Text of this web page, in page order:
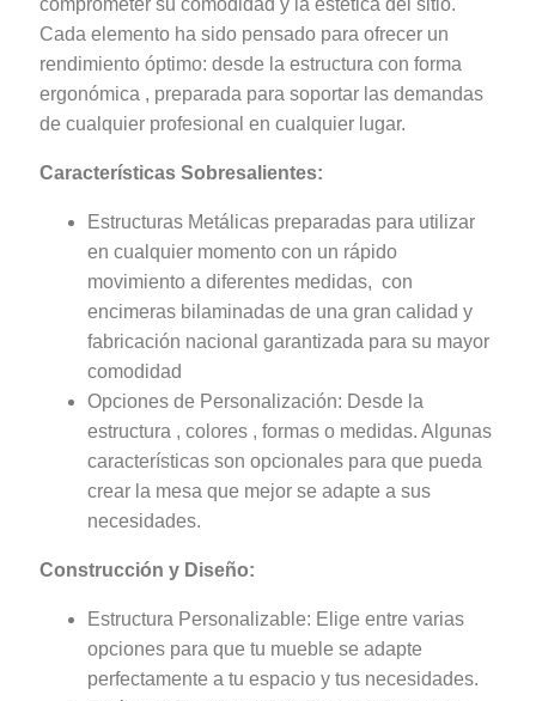
comprometer su comodidad y la estética del sitio.
Cada elemento ha sido pensado para ofrecer un
rendimiento óptimo: desde la estructura con forma
ergonómica , preparada para soportar las demandas
de cualquier profesional en cualquier lugar.
Características Sobresalientes:
Estructuras Metálicas preparadas para utilizar
en cualquier momento con un rápido
movimiento a diferentes medidas, con
encimeras bilaminadas de una gran calidad y
fabricación nacional garantizada para su mayor
comodidad
Opciones de Personalización: Desde la
estructura , colores , formas o medidas. Algunas
características son opcionales para que pueda
crear la mesa que mejor se adapte a sus
necesidades.
Construcción y Diseño:
Estructura Personalizable: Elige entre varias
opciones para que tu mueble se adapte
perfectamente a tu espacio y tus necesidades.